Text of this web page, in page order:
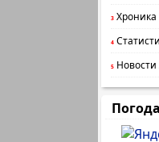
3 Хроника
4
5
Погода